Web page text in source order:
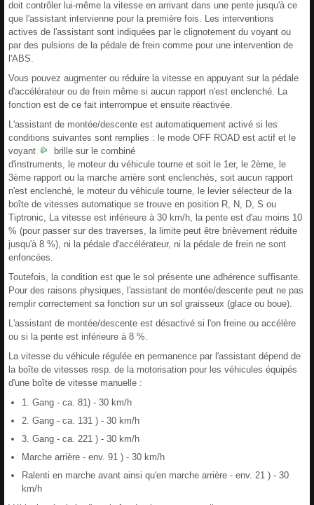
doit contrôler lui-même la vitesse en arrivant dans une pente jusqu'à ce
que l'assistant intervienne pour la première fois. Les interventions
actives de l'assistant sont indiquées par le clignotement du voyant ou
par des pulsions de la pédale de frein comme pour une intervention de
l'ABS.
Vous pouvez augmenter ou réduire la vitesse en appuyant sur la pédale
d'accélérateur ou de frein même si aucun rapport n'est enclenché. La
fonction est de ce fait interrompue et ensuite réactivée.
L'assistant de montée/descente est automatiquement activé si les
conditions suivantes sont remplies : le mode OFF ROAD est actif et le
voyant
brille sur le combiné
d'instruments, le moteur du véhicule tourne et soit le 1er, le 2ème, le
3ème rapport ou la marche arrière sont enclenchés, soit aucun rapport
n'est enclenché, le moteur du véhicule tourne, le levier sélecteur de la
boîte de vitesses automatique se trouve en position R, N, D, S ou
Tiptronic, La vitesse est inférieure à 30 km/h, la pente est d'au moins 10
% (pour passer sur des traverses, la limite peut être brièvement réduite
jusqu'à 8 %), ni la pédale d'accélérateur, ni la pédale de frein ne sont
enfoncées.
Toutefois, la condition est que le sol présente une adhérence suffisante.
Pour des raisons physiques, l'assistant de montée/descente peut ne pas
remplir correctement sa fonction sur un sol graisseux (glace ou boue).
L'assistant de montée/descente est désactivé si l'on freine ou accélère
ou si la pente est inférieure à 8 %.
La vitesse du véhicule régulée en permanence par l'assistant dépend de
la boîte de vitesses resp. de la motorisation pour les véhicules équipés
d'une boîte de vitesse manuelle :
1. Gang - ca. 81) - 30 km/h
2. Gang - ca. 131 ) - 30 km/h
3. Gang - ca. 221 ) - 30 km/h
Marche arrière - env. 91 ) - 30 km/h
Ralenti en marche avant ainsi qu'en marche arrière - env. 21 ) - 30
km/h